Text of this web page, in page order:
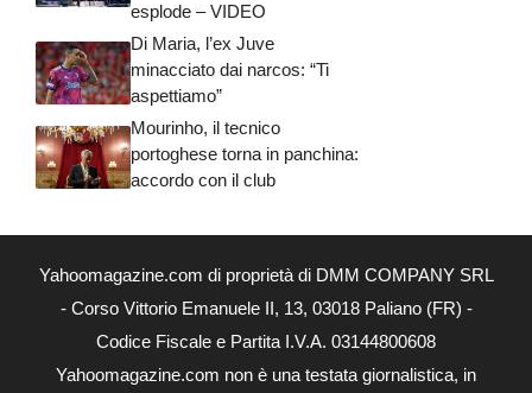
esplode – VIDEO
Di Maria, l’ex Juve
minacciato dai narcos: “Ti
aspettiamo”
Mourinho, il tecnico
portoghese torna in panchina:
accordo con il club
Yahoomagazine.com di proprietà di DMM COMPANY SRL
- Corso Vittorio Emanuele II, 13, 03018 Paliano (FR) -
Codice Fiscale e Partita I.V.A. 03144800608
Yahoomagazine.com non è una testata giornalistica, in